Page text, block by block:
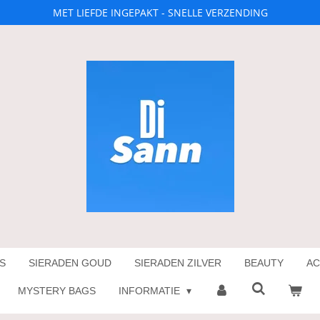
MET LIEFDE INGEPAKT - SNELLE VERZENDING
SIERADEN GOUD SIERADEN ZILVER BEAUTY
MYSTERY BAGS INFORMATIE